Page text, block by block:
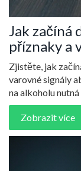
Jak začíná
příznaky a
Zjistěte, jak
varovné signály
na alkoholu
Zobrazit více